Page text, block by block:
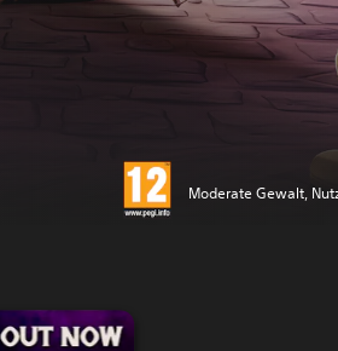
Moderate Gewalt,